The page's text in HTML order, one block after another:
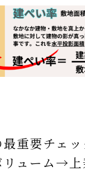
重要チェ
ューム→上